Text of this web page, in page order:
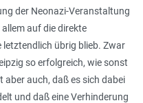
der Neonazi-Veranstaltung
auf die direkte
letztendlich übrig blieb. Zwar
so erfolgreich, wie sonst
aber auch, daß es sich dabei
und daß eine Verhinderung